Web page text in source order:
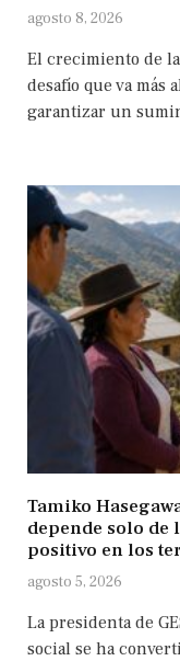
agosto 8, 2026
El crecimiento de
desafío que va
garantizar un
Tamiko
depende solo
positivo en los
agosto 5, 2026
La presidenta de
social se ha